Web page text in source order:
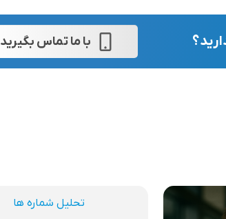
با ما تماس بگیرید
تحلیل شماره ها